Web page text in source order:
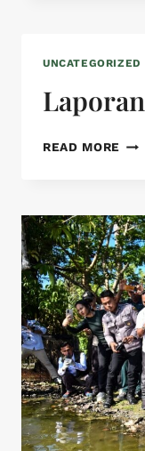
UNCATEGORIZED
READ MORE